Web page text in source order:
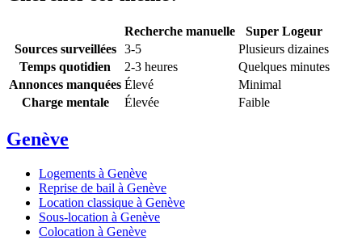
Recherche manuelle
Super Logeur
Sources surveillées
3-5
Plusieurs dizaines
Temps quotidien
2-3 heures
Quelques minutes
Annonces manquées Élevé
Minimal
Charge mentale
Élevée Faible
Genève
Logements à Genève
Reprise de bail à Genève
Location classique à Genève
Sous-location à Genève
Colocation à Genève